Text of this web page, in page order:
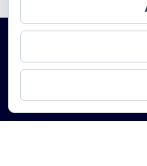
Para obtener más